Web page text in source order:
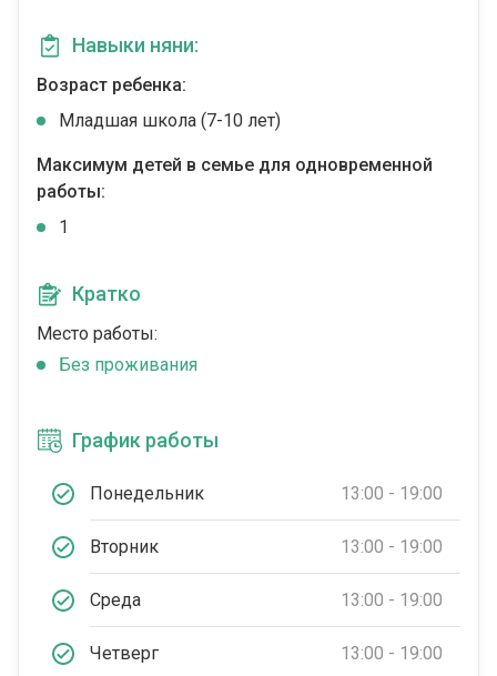
Навыки няни:
Возраст ребенка:
Младшая школа (7-10 лет)
Максимум детей в семье для одновременной
работы:
1
Кратко
Место работы:
Без проживания
График работы
Понедельник 13:00 - 19:00
Вторник 13:00 - 19:00
Среда 13:00 - 19:00
Четверг 13:00 - 19:00